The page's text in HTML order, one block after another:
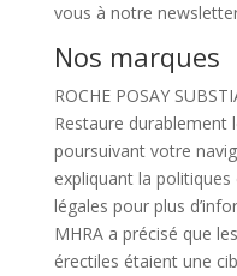
vous à notre
Nos marques
ROCHE POSAY
Restaure durablement
poursuivant votre
expliquant la
légales pour plus
MHRA a précisé que
érectiles étaient une